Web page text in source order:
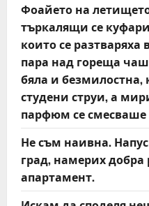
Фоайето на
търкалящи се
които се
пара над гореща
бяла и
студени струи, а
парфюм се смесваше
Не съм наивна.
град, намерих добра
апартамент.